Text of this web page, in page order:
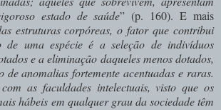
estado de saúde” (p. 160). E mais
estruturas corpóreas, o fator que contribui
de uma espécie é a sele­ção de indivíduos
e a eliminação daqueles menos dotados,
de anomalias fortemente acentuadas e raras.
as faculdades intelectuais, visto que os
hábeis em qualquer grau da sociedade têm